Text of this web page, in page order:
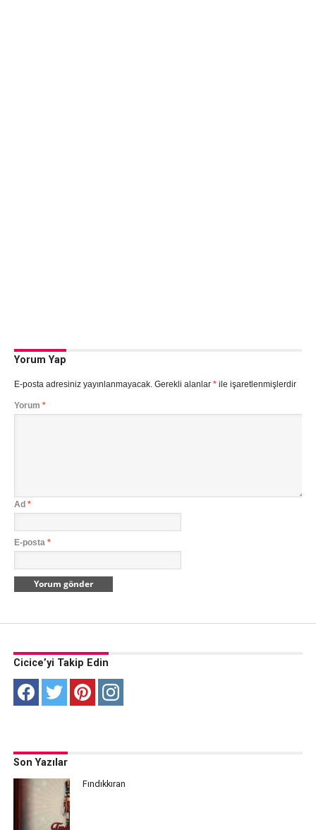
Yorum Yap
E-posta adresiniz yayınlanmayacak. Gerekli alanlar *ile işaretlenmişlerdir
Yorum *
Ad *
E-posta *
Cicice’yi Takip Edin
Son Yazılar
Fındıkkıran